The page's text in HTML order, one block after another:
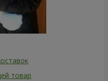
товар